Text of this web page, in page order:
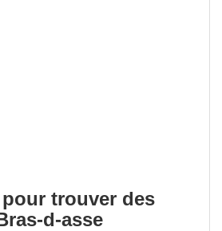
trouver des
d-asse